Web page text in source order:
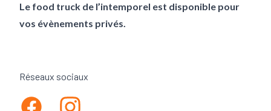
Le food truck de l’intemporel est disponible pour
vos évènements privés.
Réseaux sociaux
FacebookInstagram